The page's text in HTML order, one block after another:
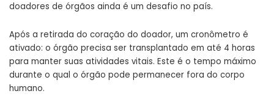
doadores de órgãos ainda é um desafio no país.
Após a retirada do coração do doador, um cronômetro é
ativado: o órgão precisa ser transplantado em até 4 horas
para manter suas atividades vitais. Este é o tempo máximo
durante o qual o órgão pode permanecer fora do corpo
humano.